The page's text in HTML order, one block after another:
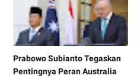
Prabowo Subianto Tegaskan
Pentingnya Peran Australia